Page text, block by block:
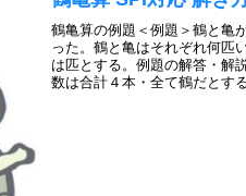
鶴亀算の例題＜例題＞鶴と亀
った。鶴と亀はそれぞれ何匹
は匹とする。例題の解答・解
数は合計４本・全て鶴だとす